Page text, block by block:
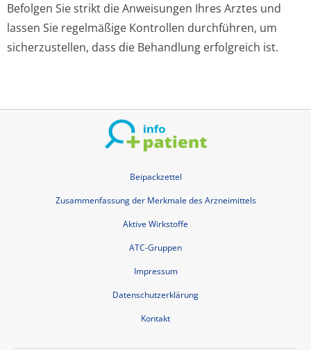
Befolgen Sie strikt die Anweisungen Ihres Arztes und
lassen Sie regelmäßige Kontrollen durchführen, um
sicherzustellen, dass die Behandlung erfolgreich ist.
Beipackzettel
Zusammenfassung der Merkmale des Arzneimittels
Aktive Wirkstoffe
ATC-Gruppen
Impressum
Datenschutzerklärung
Kontakt